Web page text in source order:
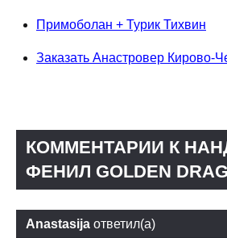
Примоболан + Турик Тихвин
Заказать Анастровер Кирово-
КОММЕНТАРИИ К
ФЕНИЛ GOLDEN
Anastasija ответил(а)